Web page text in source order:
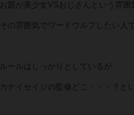
お題が美少女VSおじさんという雰
その雰囲気でワードウルフしたい人
ルールはしっかりとしているが
カナイセイジの監修どこ・・・？と